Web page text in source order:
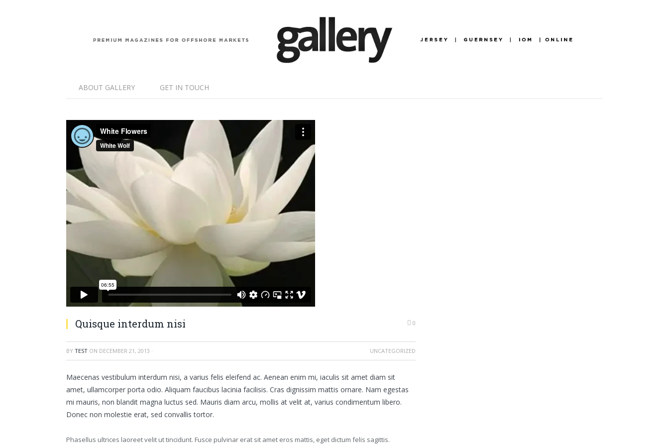
ABOUT GALLERY GET IN TOUCH
Quisque interdum nisi 0
BY TEST ON DECEMBER 21, 2013 · UNCATEGORIZED
Maecenas vestibulum interdum nisi, a varius felis eleifend ac. Aenean enim mi, iaculis sit amet diam sit
amet, ullamcorper porta odio. Aliquam faucibus lacinia facilisis. Cras dignissim mattis ornare. Nam egestas
mi mauris, non blandit magna luctus sed. Mauris diam arcu, mollis at velit at, varius condimentum libero.
Donec non molestie erat, sed convallis tortor.
Phasellus ultrices laoreet velit ut tincidunt. Fusce pulvinar erat sit amet eros mattis, eget dictum felis sagittis.